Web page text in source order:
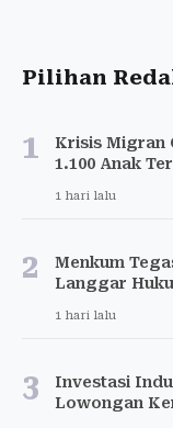
Pilihan
1
Krisis Migran
1.100 Anak
1 hari lalu
2
Menkum
Langgar
1 hari lalu
3
Investasi
Lowongan